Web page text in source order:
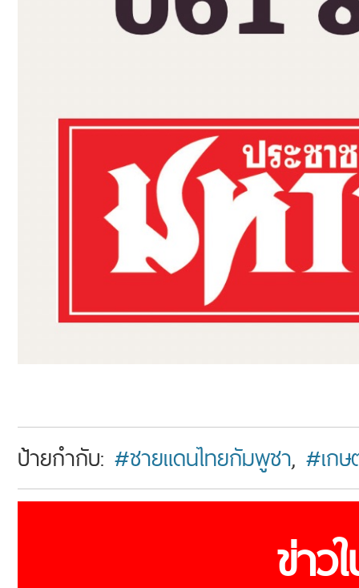
ป้ายกำกับ: #ชายแดนไทยกัมพูชา, #เก
ข่าว